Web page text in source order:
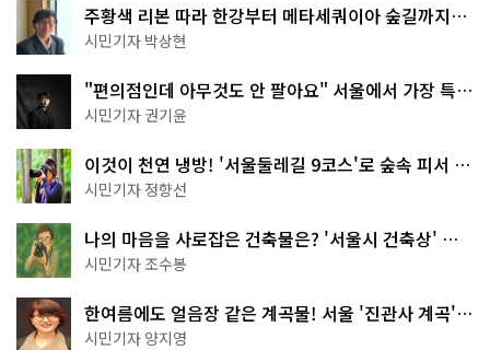
주황색 리본 따라 한강부터 메타세쿼이아 숲길까지…
서울둘레길 15코스
시민기자 박상현
"편의점인데 아무것도 안 팔아요" 서울에서 가장 특별
한 편의점의 정체
시민기자 권기윤
이것이 천연 냉방! '서울둘레길 9코스'로 숲속 피서 떠
나볼까
시민기자 정향선
나의 마음을 사로잡은 건축물은? '서울시 건축상' 수
상작 공개!
시민기자 조수봉
한여름에도 얼음장 같은 계곡물! 서울 '진관사 계곡'이
천국이네~
시민기자 양지영